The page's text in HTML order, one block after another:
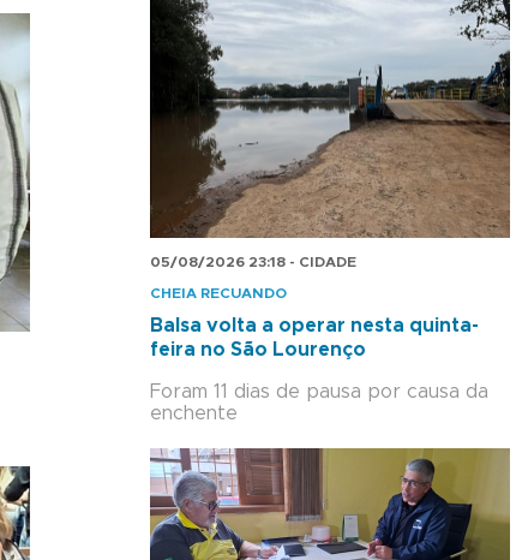
05/08/2026 23:18 - CIDADE
CHEIA RECUANDO
Balsa volta a operar nesta quinta-
feira no São Lourenço
Foram 11 dias de pausa por causa da
enchente